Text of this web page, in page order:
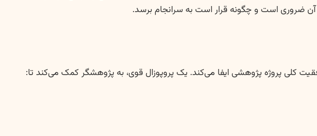
آن ضروری است و چگونه قرار است به سرانجام برسد.
کلی پروژه پژوهشی ایفا می‌کند. یک پروپوزال قوی، به پژوهشگر کمک می‌کند تا: